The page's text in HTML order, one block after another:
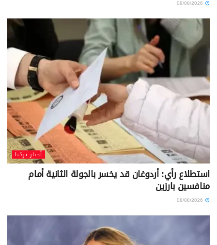
أخبار تركيا
استطلاع رأي: أردوغان قد يخسر بالجولة الثانية أمام
منافسين بارزين